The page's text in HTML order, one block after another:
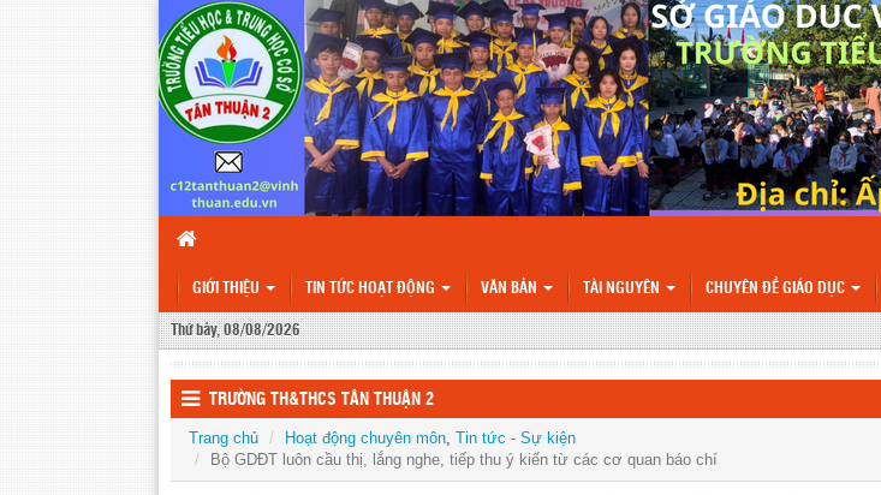
GIỚI THIỆU TIN TỨC HOẠT ĐỘNG VĂN BẢN TÀI NGUYÊN CHUYÊN ĐỀ GIÁO DỤC
Thứ bảy, 08/08/2026
TRƯỜNG TH&THCS TÂN THUẬN 2
Trang chủ Hoạt động chuyên môn, Tin tức - Sự kiện
Bộ GDĐT luôn cầu thị, lắng nghe, tiếp thu ý kiến từ các cơ quan báo chí